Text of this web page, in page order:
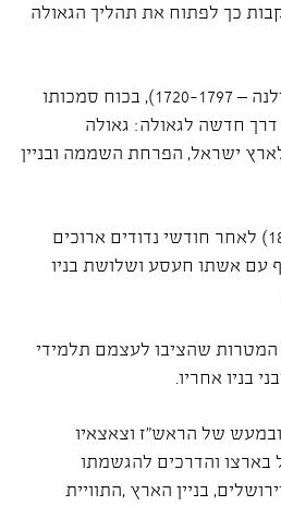
כך לפתוח את תהליך הגאולה
הגר"א (הגאון ר' אליהו מווילנה – 1720-1797), בכוח סמכותו
דרך חדשה לגאולה: גאולה
ישראל, הפרחת השממה ובניין
בהושענא רבה תקע"ב (1811) לאחר חודשי נדודים ארוכים
עם אשתו חעסע ושלושת בניו
שהציבו לעצמם תלמידי
בניו אחריו.
של הראש"ז וצאצאיו
והדרכים להגשמתו
בניין הארץ ,התוויית